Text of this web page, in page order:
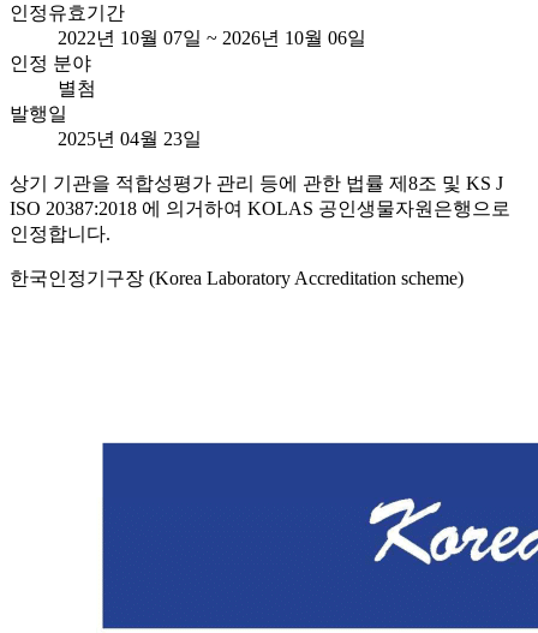
인정유효기간
2022년 10월 07일 ~ 2026년 10월 06일
인정 분야
별첨
발행일
2025년 04월 23일
상기 기관을 적합성평가 관리 등에 관한 법률 제8조 및 KS J
ISO 20387:2018 에 의거하여 KOLAS 공인생물자원은행으로
인정합니다.
한국인정기구장 (Korea Laboratory Accreditation scheme)